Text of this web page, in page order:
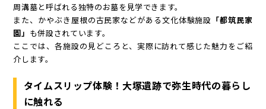
周溝墓と呼ばれる独特のお墓を見学できます。
また、かやぶき屋根の古民家などがある文化体験施設 「都筑民家
園」 も併設されています。
ここでは、各施設の見どころと、実際に訪れて感じた魅力をご紹
介します。
タイムスリップ体験！大塚遺跡で弥生時代の暮らし
に触れる